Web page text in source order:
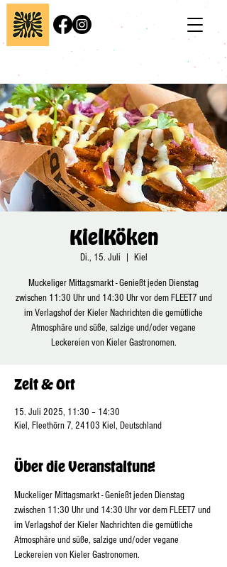
KielKöken
Di., 15. Juli Kiel
Muckeliger Mittagsmarkt - Genießt jeden Dienstag
zwischen 11:30 Uhr und 14:30 Uhr vor dem FLEET7 und
im Verlagshof der Kieler Nachrichten die gemütliche
Atmosphäre und süße, salzige und/oder vegane
Leckereien von Kieler Gastronomen.
Zeit & Ort
15. Juli 2025, 11:30 – 14:30
Kiel, Fleethörn 7, 24103 Kiel, Deutschland
Über die Veranstaltung
Muckeliger Mittagsmarkt - Genießt jeden Dienstag
zwischen 11:30 Uhr und 14:30 Uhr vor dem FLEET7 und
im Verlagshof der Kieler Nachrichten die gemütliche
Atmosphäre und süße, salzige und/oder vegane
Leckereien von Kieler Gastronomen.